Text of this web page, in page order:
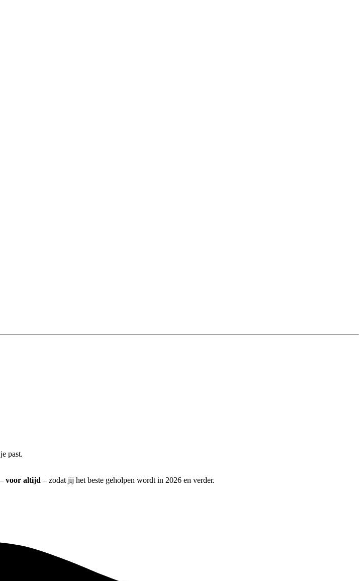
past.
voor altijd – zodat jij het beste geholpen wordt in 2026 en verder.